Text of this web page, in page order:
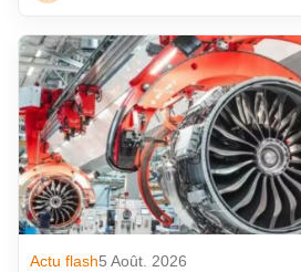
Actu flash5 Août. 2026